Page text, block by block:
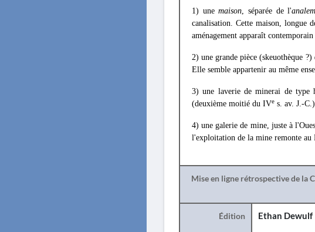
1) unemaison, séparée de l'
canalisation. Cette maison, longue
aménagement apparaît
2) une grande pièce (skeuothèque
Elle semble appartenir au même
3) une laverie de minerai de type
(deuxième moitié du IVe s. av. J.-
4) une galerie de mine, juste à
l'exploitation de la mine remonte au
Mise en ligne rétrospective de la
Édition Ethan Dewulf